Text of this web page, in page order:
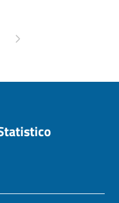
successiva